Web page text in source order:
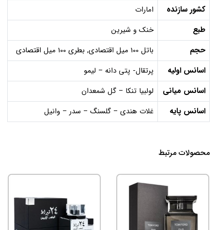
کشور سازنده امارات
طبع خنک و شیرین
حجم باتل 100 میل اقتصادی, بطری 100 میل اقتصادی
اسانس اولیه پرتقال- پتی دانه – لیمو
اسانس میانی لولبیا تنکا – گل شمعدان
اسانس پایه غلات هندی – گلسنگ – سدر – وانیل
محصولات مرتبط